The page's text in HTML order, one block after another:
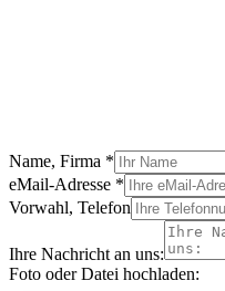
Name, Firma *
eMail-Adresse *
Vorwahl, Telefon
Ihre Nachricht an uns:
Foto oder Datei hochladen: